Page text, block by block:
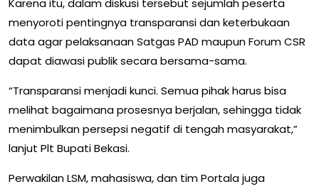
menyoroti pentingnya transparansi dan keterbukaan
data agar pelaksanaan Satgas PAD maupun Forum CSR
dapat diawasi publik secara bersama-sama.
“Transparansi menjadi kunci. Semua pihak harus bisa
melihat bagaimana prosesnya berjalan, sehingga tidak
menimbulkan persepsi negatif di tengah masyarakat,”
lanjut Plt Bupati Bekasi.
Perwakilan LSM, mahasiswa, dan tim Portala juga